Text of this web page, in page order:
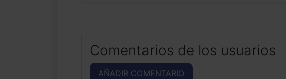
Comentarios de los usuarios
AÑADIR COMENTARIO